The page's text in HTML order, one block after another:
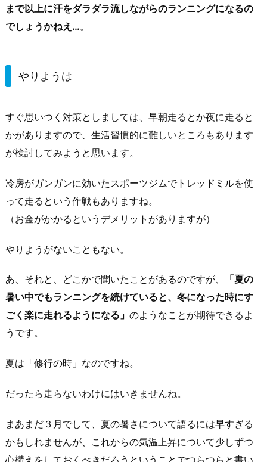
まで以上に汗をダラダラ流しながらのランニングになるの
でしょうかねえ…。
やりようは
すぐ思いつく対策としましては、早朝走るとか夜に走ると
かがありますので、生活習慣的に難しいところもあります
が検討してみようと思います。
冷房がガンガンに効いたスポーツジムでトレッドミルを使
って走るという作戦もありますね。
（お金がかかるというデメリットがありますが）
やりようがないこともない。
あ、それと、どこかで聞いたことがあるのですが、
「夏の
暑い中でもランニングを続けていると、冬になった時にす
ごく楽に走れるようになる」 のようなことが期待できるよ
うです。
夏は「修行の時」なのですね。
だったら走らないわけにはいきませんね。
まあまだ３月でして、夏の暑さについて語るには早すぎる
かもしれませんが、これからの気温上昇について少しずつ
心構えをしておくべきだろうということでつらつらと書い